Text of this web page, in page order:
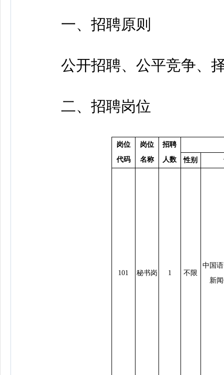
一、招聘原则
公开招聘、公平竞争、
二、招聘岗位
岗位
代码
岗位
名称
招聘
人数
性别
101 秘书岗 1 不限
中国
新